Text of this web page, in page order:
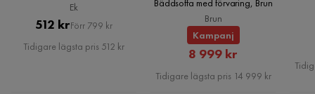
Ek
Pris
512 krOriginal
Pris
Förr 799 kr
Tidigare lägsta pris 512 kr
Bäddsoffa med förvaring, Brun
Brun
Kampanj
Rabatterat
Pris
8 999 kr
Tidigare lägsta pris 14 999 kr